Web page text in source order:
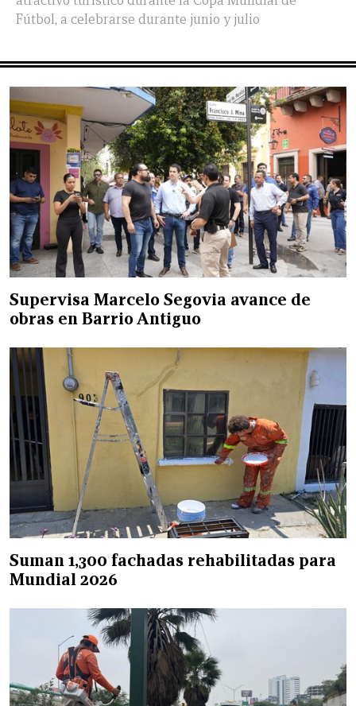
Fútbol, a celebrarse durante junio y julio
Supervisa Marcelo Segovia avance de
obras en Barrio Antiguo
Suman 1,300 fachadas rehabilitadas para
Mundial 2026